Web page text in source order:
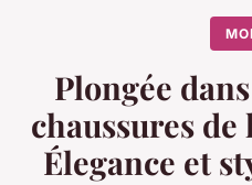
Plongée
chaussures
Élegance et